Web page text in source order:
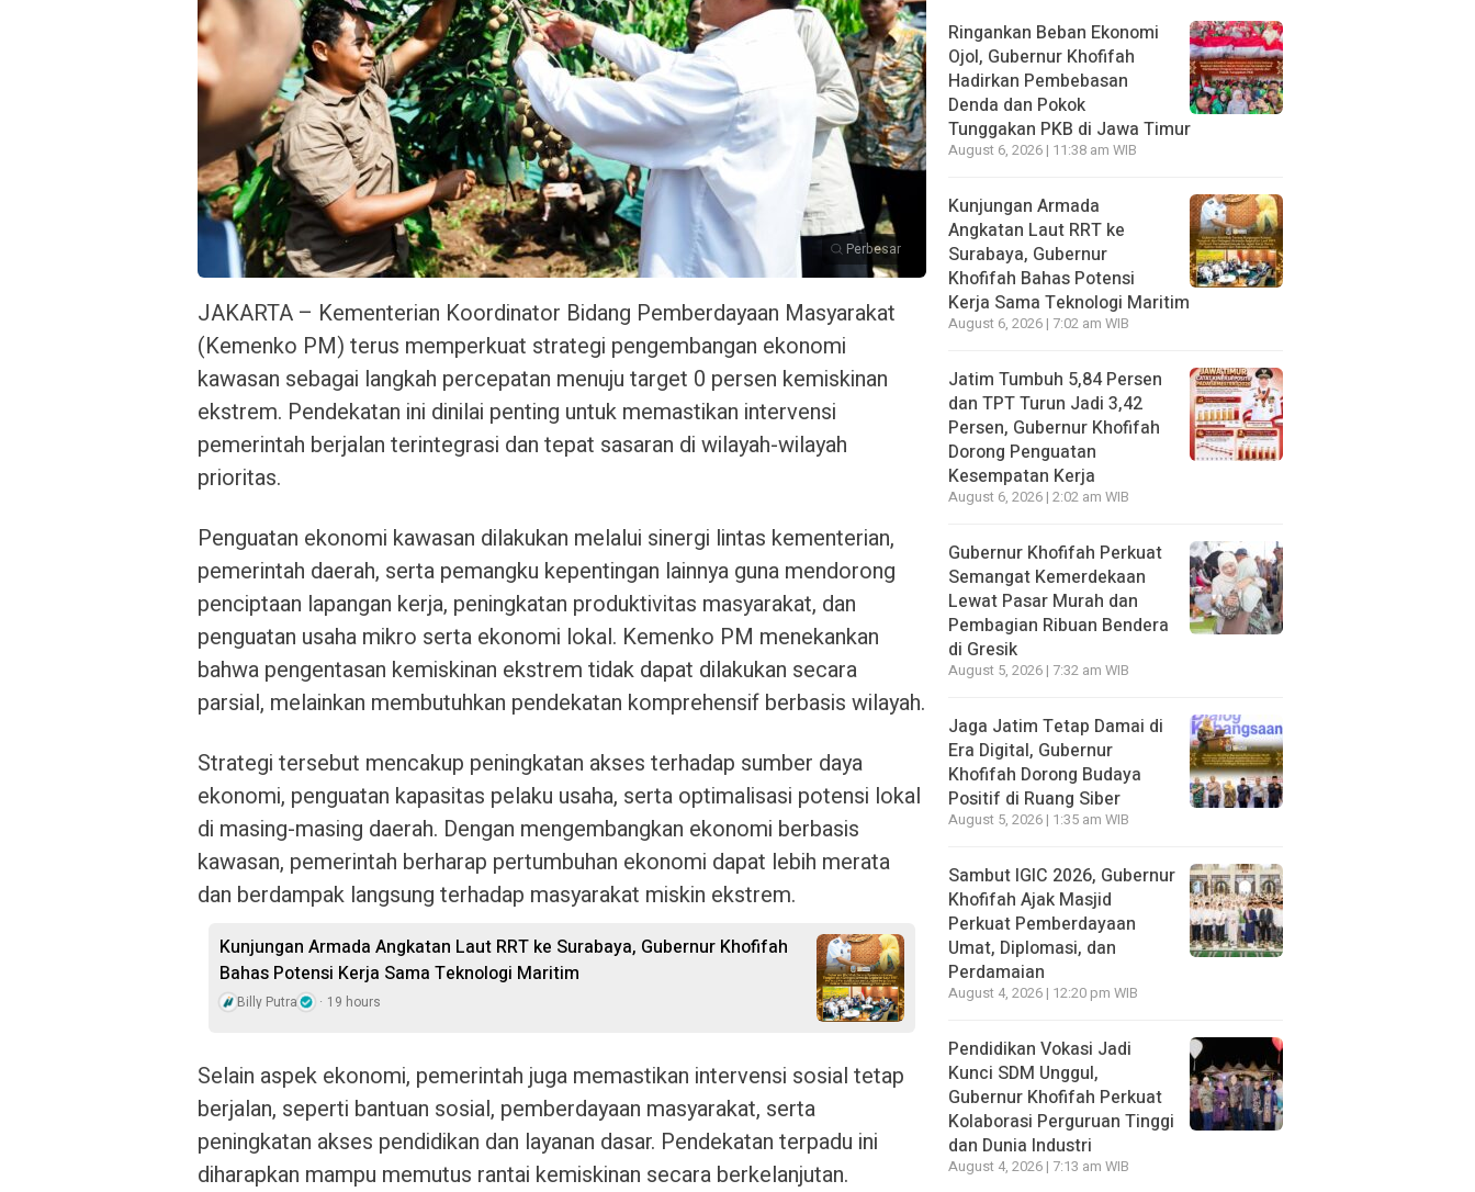
Perbesar
JAKARTA – Kementerian Koordinator Bidang Pemberdayaan Masyarakat
(Kemenko PM) terus memperkuat strategi pengembangan ekonomi
kawasan sebagai langkah percepatan menuju target 0 persen kemiskinan
ekstrem. Pendekatan ini dinilai penting untuk memastikan intervensi
pemerintah berjalan terintegrasi dan tepat sasaran di wilayah-wilayah
prioritas.
Penguatan ekonomi kawasan dilakukan melalui sinergi lintas kementerian,
pemerintah daerah, serta pemangku kepentingan lainnya guna mendorong
penciptaan lapangan kerja, peningkatan produktivitas masyarakat, dan
penguatan usaha mikro serta ekonomi lokal. Kemenko PM menekankan
bahwa pengentasan kemiskinan ekstrem tidak dapat dilakukan secara
parsial, melainkan membutuhkan pendekatan komprehensif berbasis wilayah.
Strategi tersebut mencakup peningkatan akses terhadap sumber daya
ekonomi, penguatan kapasitas pelaku usaha, serta optimalisasi potensi lokal
di masing-masing daerah. Dengan mengembangkan ekonomi berbasis
kawasan, pemerintah berharap pertumbuhan ekonomi dapat lebih merata
dan berdampak langsung terhadap masyarakat miskin ekstrem.
Kunjungan Armada Angkatan Laut RRT ke Surabaya, Gubernur Khofifah
Bahas Potensi Kerja Sama Teknologi Maritim
Billy Putra 19 hours
Selain aspek ekonomi, pemerintah juga memastikan intervensi sosial tetap
berjalan, seperti bantuan sosial, pemberdayaan masyarakat, serta
peningkatan akses pendidikan dan layanan dasar. Pendekatan terpadu ini
diharapkan mampu memutus rantai kemiskinan secara berkelanjutan.
Ringankan Beban Ekonomi
Ojol, Gubernur Khofifah
Hadirkan Pembebasan
Denda dan Pokok
Tunggakan PKB di Jawa Timur
August 6, 2026 | 11:38 am WIB
Kunjungan Armada
Angkatan Laut RRT ke
Surabaya, Gubernur
Khofifah Bahas Potensi
Kerja Sama Teknologi Maritim
August 6, 2026 | 7:02 am WIB
Jatim Tumbuh 5,84 Persen
dan TPT Turun Jadi 3,42
Persen, Gubernur Khofifah
Dorong Penguatan
Kesempatan Kerja
August 6, 2026 | 2:02 am WIB
Gubernur Khofifah Perkuat
Semangat Kemerdekaan
Lewat Pasar Murah dan
Pembagian Ribuan Bendera
di Gresik
August 5, 2026 | 7:32 am WIB
Jaga Jatim Tetap Damai di
Era Digital, Gubernur
Khofifah Dorong Budaya
Positif di Ruang Siber
August 5, 2026 | 1:35 am WIB
Sambut IGIC 2026, Gubernur
Khofifah Ajak Masjid
Perkuat Pemberdayaan
Umat, Diplomasi, dan
Perdamaian
August 4, 2026 | 12:20 pm WIB
Pendidikan Vokasi Jadi
Kunci SDM Unggul,
Gubernur Khofifah Perkuat
Kolaborasi Perguruan Tinggi
dan Dunia Industri
August 4, 2026 | 7:13 am WIB